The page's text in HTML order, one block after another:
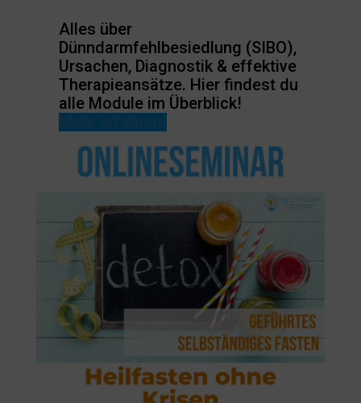
Alles über
Dünndarmfehlbesiedlung (SIBO),
Ursachen, Diagnostik & effektive
Therapieansätze. Hier findest du
alle Module im Überblick!